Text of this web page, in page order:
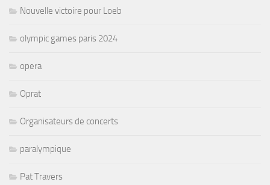
Nouvelle victoire pour Loeb
olympic games paris 2024
opera
Oprat
Organisateurs de concerts
paralympique
Pat Travers